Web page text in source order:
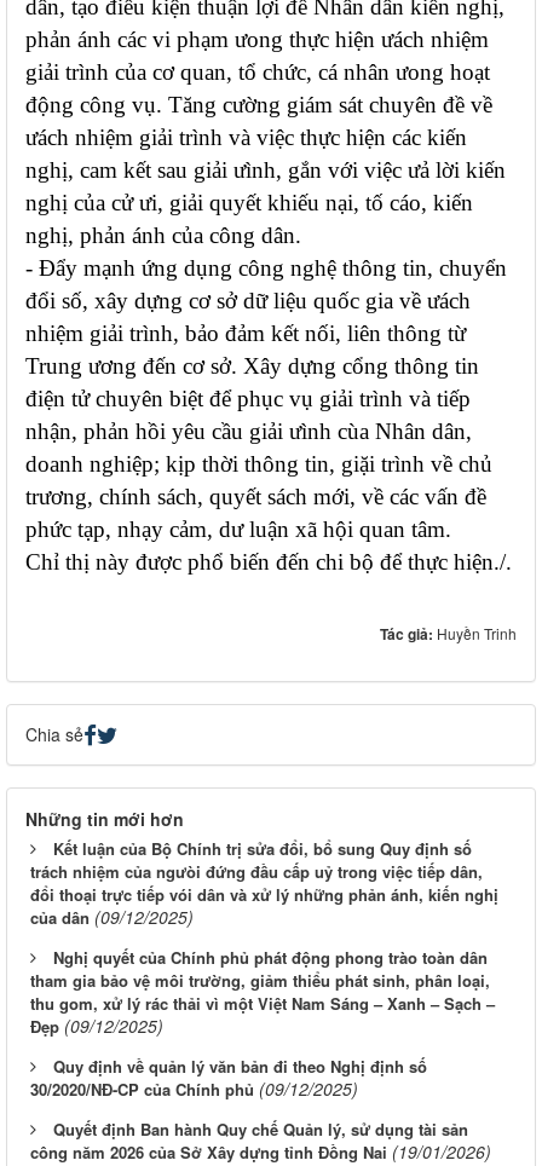
dân, tạo điều kiện thuận lợi để Nhân dân kiến nghị,
phản ánh các vi phạm ưong thực hiện ưách nhiệm
giải trình của cơ quan, tổ chức, cá nhân ưong hoạt
động công vụ. Tăng cường giám sát chuyên đề về
ưách nhiệm giải trình và việc thực hiện các kiến
nghị, cam kết sau giải ưình, gắn với việc ưả lời kiến
nghị của cử ưi, giải quyết khiếu nại, tố cáo, kiến
nghị, phản ánh của công dân.
- Đẩy mạnh ứng dụng công nghệ thông tin, chuyển
đổi số, xây dựng cơ sở dữ liệu quốc gia về ưách
nhiệm giải trình, bảo đảm kết nối, liên thông từ
Trung ương đến cơ sở. Xây dựng cổng thông tin
điện tử chuyên biệt để phục vụ giải trình và tiếp
nhận, phản hồi yêu cầu giải ưình cùa Nhân dân,
doanh nghiệp; kịp thời thông tin, giặi trình về chủ
trương, chính sách, quyết sách mới, về các vấn đề
phức tạp, nhạy cảm, dư luận xã hội quan tâm.
Chỉ thị này được phổ biến đến chi bộ để thực hiện./.
Tác giả: Huyền Trinh
Chia sẻ
Những tin mới hơn
Kết luận của Bộ Chính trị sửa đổi, bổ sung Quy định số
trách nhiệm của ngưòi đứng đầu cấp uỷ trong việc tiếp dân,
đổi thoại trực tiếp vói dân và xử lý những phản ánh, kiến nghị
của dân (09/12/2025)
Nghị quyết của Chính phủ phát động phong trào toàn dân
tham gia bảo vệ môi trường, giảm thiểu phát sinh, phân loại,
thu gom, xử lý rác thải vì một Việt Nam Sáng – Xanh – Sạch –
Đẹp (09/12/2025)
Quy định về quản lý văn bản đi theo Nghị định số
30/2020/NĐ-CP của Chính phủ (09/12/2025)
Quyết định Ban hành Quy chế Quản lý, sử dụng tài sản
công năm 2026 của Sở Xây dựng tỉnh Đồng Nai (19/01/2026)